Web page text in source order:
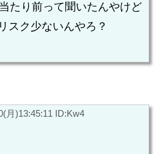
たり前って聞いたんやけど
スク少ないんやろ？
月)13:45:11 ID:Kw4